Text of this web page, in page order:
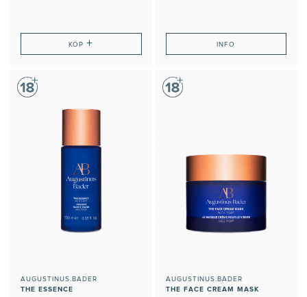
KÖP+ INFO
AUGUSTINUS.BADER
THE ESSENCE
AUGUSTINUS.BADER
THE FACE CREAM MASK